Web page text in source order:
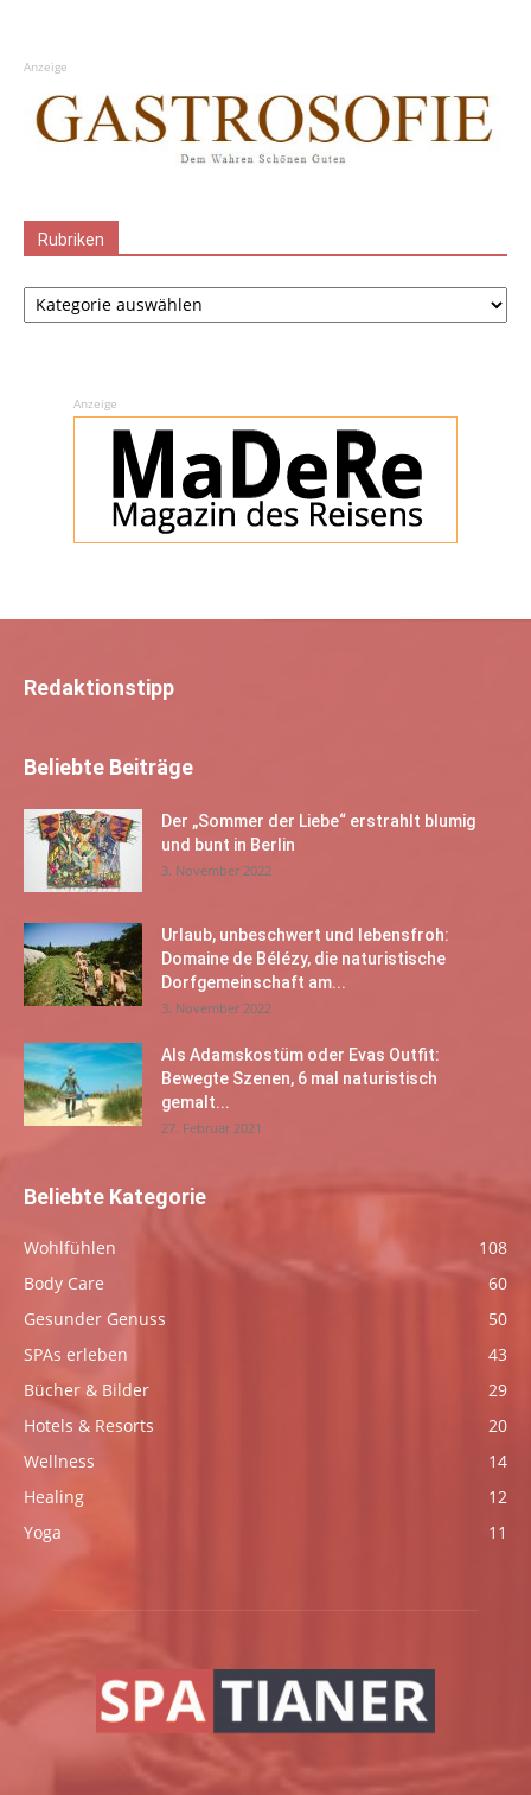
Anzeige
Rubriken
Rubriken
Anzeige
Redaktionstipp
Beliebte Beiträge
Der „Sommer der Liebe“ erstrahlt blumig
und bunt in Berlin
3. November 2022
Urlaub, unbeschwert und lebensfroh:
Domaine de Bélézy, die naturistische
Dorfgemeinschaft am...
3. November 2022
Als Adamskostüm oder Evas Outfit:
Bewegte Szenen, 6 mal naturistisch
gemalt...
27. Februar 2021
Beliebte Kategorie
Wohlfühlen
108
Body Care
60
Gesunder Genuss
50
SPAs erleben
43
Bücher & Bilder
29
Hotels & Resorts
20
Wellness
14
Healing
12
Yoga
11